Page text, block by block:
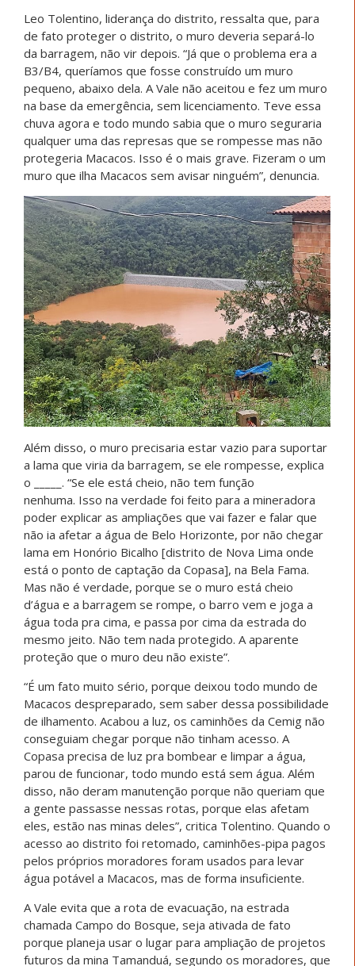
Leo Tolentino, liderança do distrito, ressalta que, para
de fato proteger o distrito, o muro deveria separá-lo
da barragem, não vir depois. “Já que o problema era a
B3/B4, queríamos que fosse construído um muro
pequeno, abaixo dela. A Vale não aceitou e fez um muro
na base da emergência, sem licenciamento. Teve essa
chuva agora e todo mundo sabia que o muro seguraria
qualquer uma das represas que se rompesse mas não
protegeria Macacos. Isso é o mais grave. Fizeram o um
muro que ilha Macacos sem avisar ninguém”, denuncia.
Além disso, o muro precisaria estar vazio para suportar
a lama que viria da barragem, se ele rompesse, explica
o _____. “Se ele está cheio, não tem função
nenhuma. Isso na verdade foi feito para a mineradora
poder explicar as ampliações que vai fazer e falar que
não ia afetar a água de Belo Horizonte, por não chegar
lama em Honório Bicalho [distrito de Nova Lima onde
está o ponto de captação da Copasa], na Bela Fama.
Mas não é verdade, porque se o muro está cheio
d’água e a barragem se rompe, o barro vem e joga a
água toda pra cima, e passa por cima da estrada do
mesmo jeito. Não tem nada protegido. A aparente
proteção que o muro deu não existe”.
“É um fato muito sério, porque deixou todo mundo de
Macacos despreparado, sem saber dessa possibilidade
de ilhamento. Acabou a luz, os caminhões da Cemig não
conseguiam chegar porque não tinham acesso. A
Copasa precisa de luz pra bombear e limpar a água,
parou de funcionar, todo mundo está sem água. Além
disso, não deram manutenção porque não queriam que
a gente passasse nessas rotas, porque elas afetam
eles, estão nas minas deles”, critica Tolentino. Quando o
acesso ao distrito foi retomado, caminhões-pipa pagos
pelos próprios moradores foram usados para levar
água potável a Macacos, mas de forma insuficiente.
A Vale evita que a rota de evacuação, na estrada
chamada Campo do Bosque, seja ativada de fato
porque planeja usar o lugar para ampliação de projetos
futuros da mina Tamanduá, segundo os moradores, que